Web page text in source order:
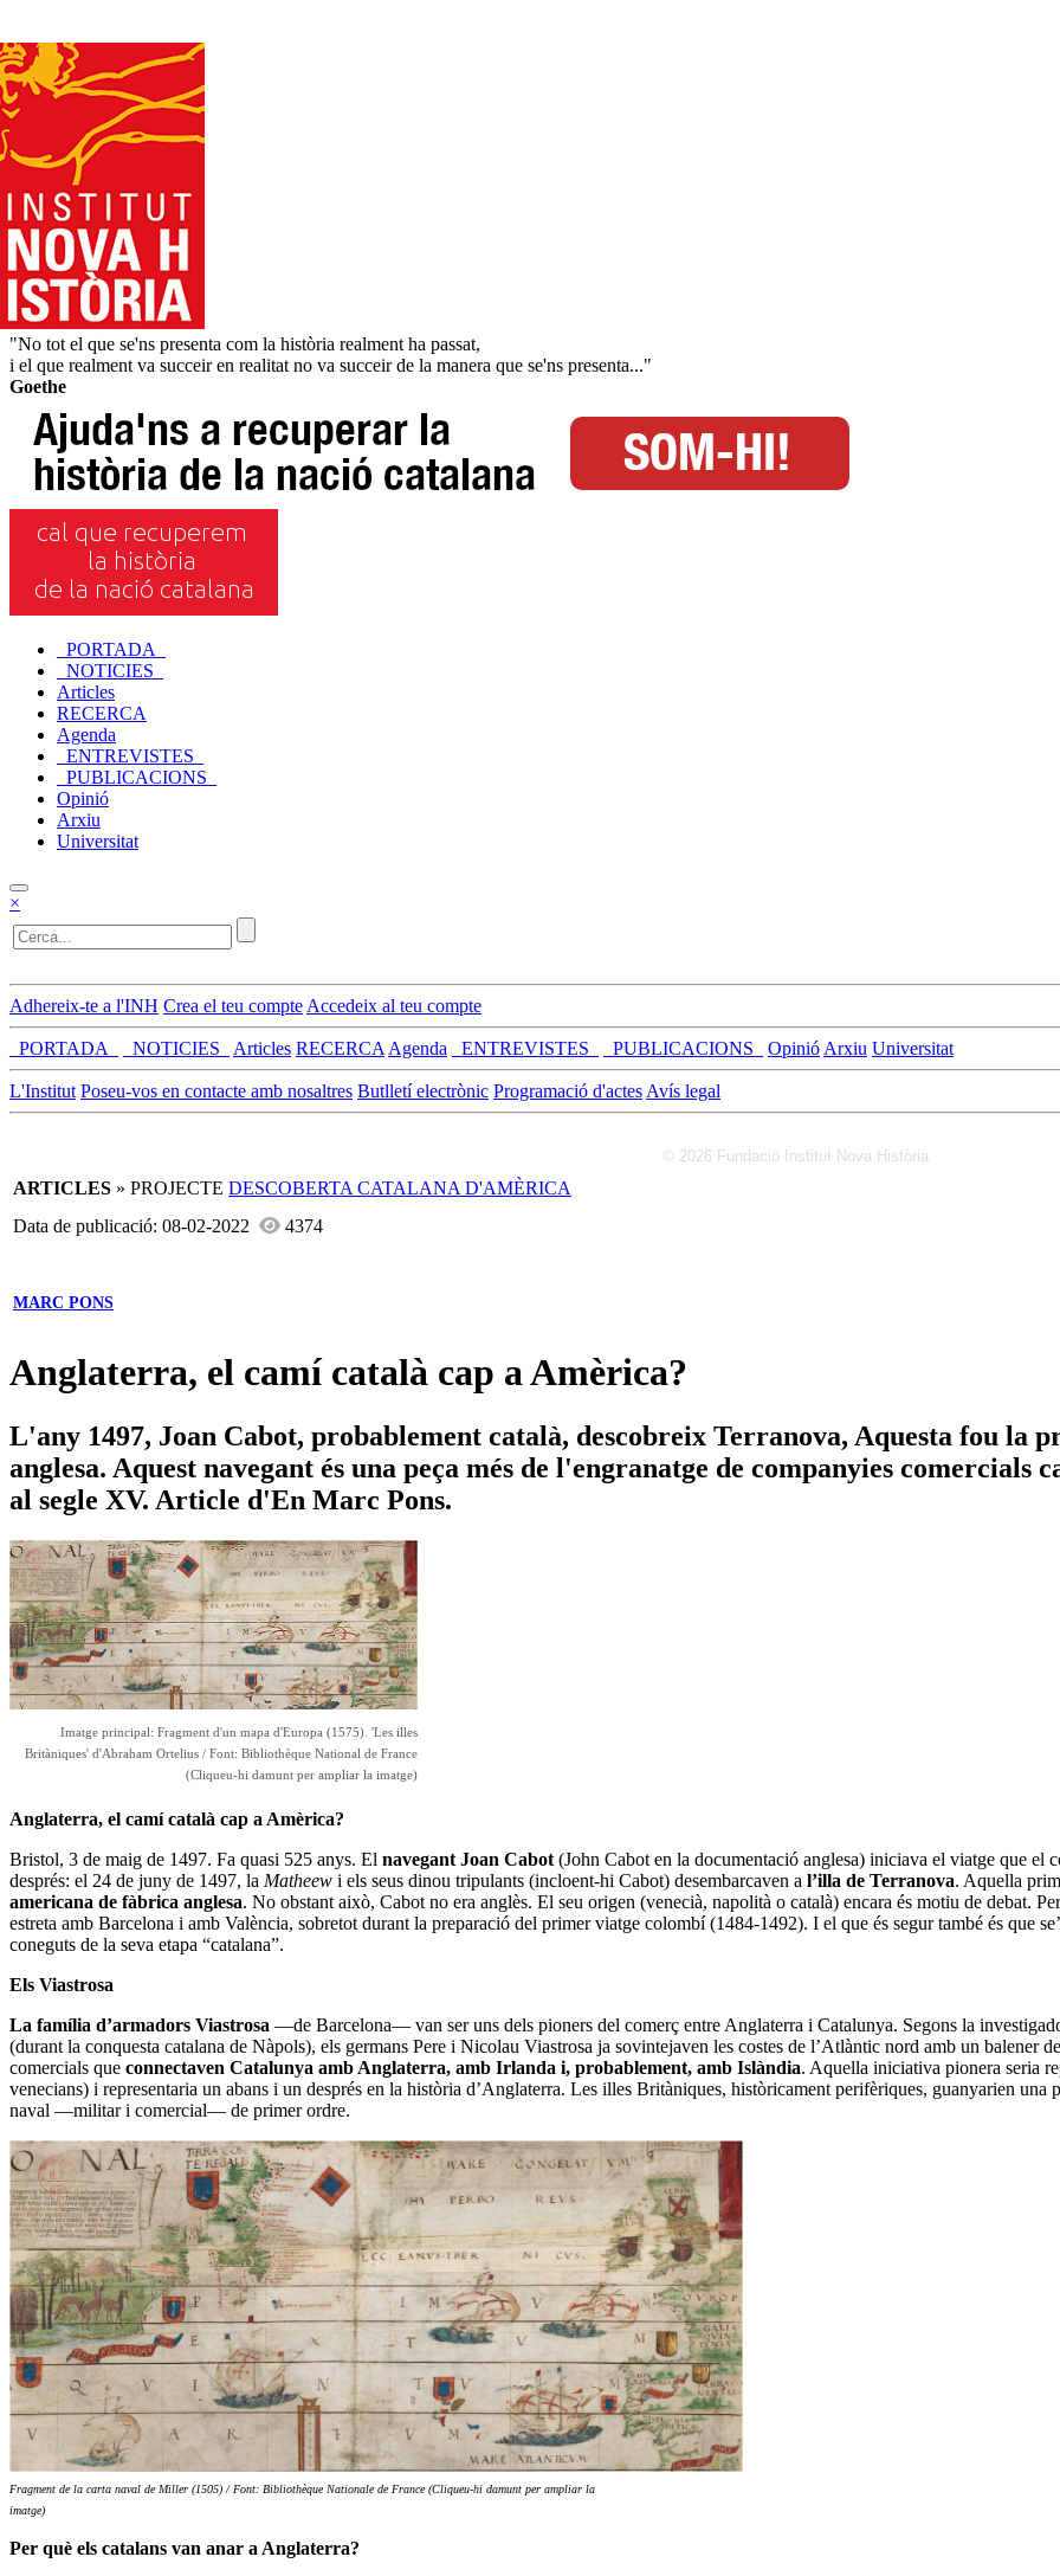
"No tot el que se'ns presenta com la història realment ha passat,
i el que realment va succeir en realitat no va succeir de la manera que se'ns presenta..."
Goethe
_PORTADA_
_NOTICIES_
Articles
RECERCA
Agenda
_ENTREVISTES_
_PUBLICACIONS_
Opinió
Arxiu
Universitat
×
Adhereix-te a l'INH Crea el teu compte Accedeix al teu compte
_PORTADA_ _NOTICIES_ Articles RECERCA Agenda _ENTREVISTES_ _PUBLICACIONS_ Opinió Arxiu Universitat
L'Institut Poseu-vos en contacte amb nosaltres Butlletí electrònic Programació d'actes Avís legal
© 2026 Fundació Institut Nova Història
ARTICLES » PROJECTE DESCOBERTA CATALANA D'AMÈRICA
Data de publicació: 08-02-2022
4374
MARC PONS
Anglaterra, el camí català cap a Amèrica?
L'any 1497, Joan Cabot, probablement català, descobreix Terranova, Aquesta fou la
anglesa. Aquest navegant és una peça més de l'engranatge de companyies
al segle XV. Article d'En Marc Pons.
Imatge principal: Fragment d'un mapa d'Europa (1575). 'Les illes
Britàniques' d'Abraham Ortelius / Font: Bibliothèque National de France
(Cliqueu-hi damunt per ampliar la imatge)
Anglaterra, el camí català cap a Amèrica?
Bristol, 3 de maig de 1497. Fa quasi 525 anys. El navegant Joan Cabot (John Cabot en la documentació anglesa) iniciava el viatge que
després: el 24 de juny de 1497, la Matheew i els seus dinou tripulants (incloent-hi Cabot) desembarcaven a l’illa de Terranova. Aquella
americana de fàbrica anglesa. No obstant això, Cabot no era anglès. El seu origen (venecià, napolità o català) encara és motiu de debat.
estreta amb Barcelona i amb València, sobretot durant la preparació del primer viatge colombí (1484-1492). I el que és segur també és que
coneguts de la seva etapa “catalana”.
Els Viastrosa
La família d’armadors Viastrosa —de Barcelona— van ser uns dels pioners del comerç entre Anglaterra i Catalunya. Segons la
(durant la conquesta catalana de Nàpols), els germans Pere i Nicolau Viastrosa ja sovintejaven les costes de l’Atlàntic nord amb un balener
comercials que connectaven Catalunya amb Anglaterra, amb Irlanda i, probablement, amb Islàndia. Aquella iniciativa pionera seria
venecians) i representaria un abans i un després en la història d’Anglaterra. Les illes Britàniques, històricament perifèriques, guanyarien
naval —militar i comercial— de primer ordre.
Fragment de la carta naval de Miller (1505) / Font: Bibliothèque Nationale de France (Cliqueu-hi damunt per ampliar la
imatge)
Per què els catalans van anar a Anglaterra?